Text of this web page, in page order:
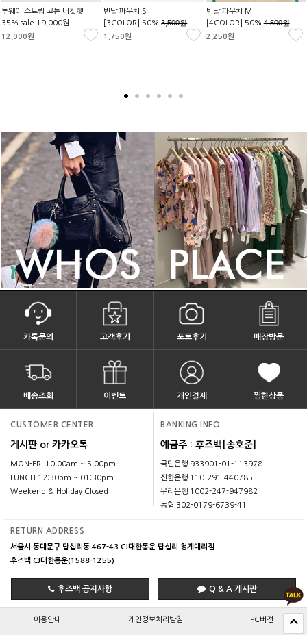
투웨이 스트링 코튼 버킷햇
35% sale 19,000원
12,000원
반달 파우치 S
[3COLOR] 50%3,500원
1,750원
반달 파우치 M
[4COLOR] 50%4,500원
2,250원
카톡문의 고객후기 포토후기 매장방문
배송조회 이벤트 개인결제 찜한상품
CUSTOMER CENTER
게시판 or 카카오톡
MON-FRI 10:00am ~ 5:00pm
LUNCH 12:30pm ~ 01:30pm
Weekend & Holiday Closed
BANKING INFO
예금주 : 후즈백[송호준]
국민은행 933901-01-113978
신한은행 110-291-440785
우리은행 1002-247-947982
농협 302-0179-6739-41
RETURN ADDRESS
서울시 동대문구 답십리동 467-43 CJ대한통운 답십리 청계대리점
후즈백 CJ대한통운(1588-1255)
후즈백 공지사항 Q & A 게시판
이용안내 | 개인정보처리방침 | PC버젼